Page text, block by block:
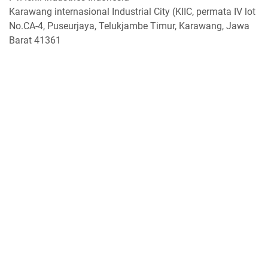
Karawang internasional Industrial City (KIIC, permata IV lot
No.CA-4, Puseurjaya, Telukjambe Timur, Karawang, Jawa
Barat 41361